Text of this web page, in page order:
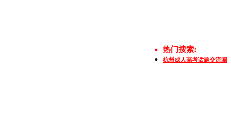
热门搜索:
杭州成人高考话题交流圈